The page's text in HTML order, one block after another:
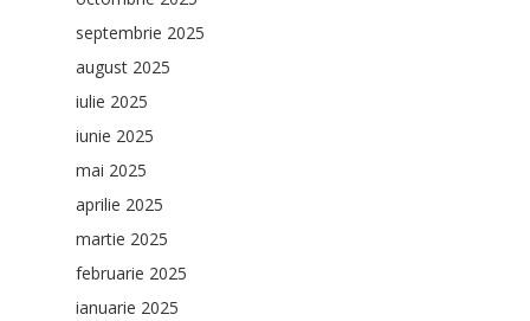
septembrie 2025
august 2025
iulie 2025
iunie 2025
mai 2025
aprilie 2025
martie 2025
februarie 2025
ianuarie 2025